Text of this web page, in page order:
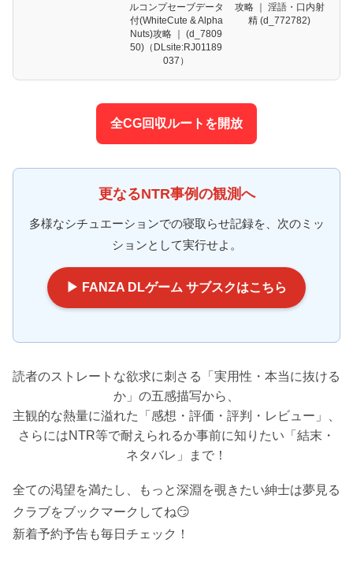
ルコンプセーブデータ
付(WhiteCute & Alpha
Nuts)攻略 ｜ (d_7809
50)（DLsite:RJ01189
037）
攻略 ｜ 淫語・口内射
精 (d_772782)
全CG回収ルートを開放
更なるNTR事例の観測へ
多様なシチュエーションでの寝取らせ記録を、次のミッ
ションとして実行せよ。
▶ FANZA DLゲーム サブスクはこちら
読者のストレートな欲求に刺さる「実用性・本当に抜ける
か」の五感描写から、
主観的な熱量に溢れた「感想・評価・評判・レビュー」、
さらにはNTR等で耐えられるか事前に知りたい「結末・
ネタバレ」まで！
全ての渇望を満たし、もっと深淵を覗きたい紳士は夢見る
クラブをブックマークしてね😏
新着予約予告も毎日チェック！